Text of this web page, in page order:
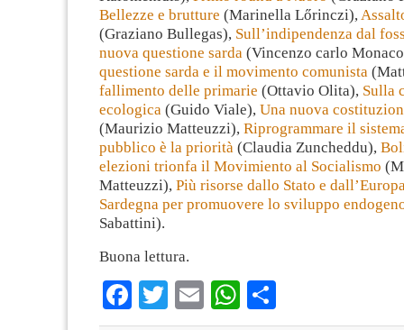
Bellezze e brutture (Marinella Lőrinczi),
(Graziano Bullegas), Sull’indipendenza dal
nuova questione sarda (Vincenzo carlo
questione sarda e il movimento comunista
fallimento delle primarie (Ottavio Olita), Sulla
ecologica (Guido Viale), Una nuova
(Maurizio Matteuzzi), Riprogrammare il
pubblico è la priorità (Claudia Zuncheddu),
elezioni trionfa il Movimiento al Socialismo
Matteuzzi), Più risorse dallo Stato e
Sardegna per promuovere lo sviluppo
Sabattini).
Buona lettura.
Facebook
TwitterEmailWhatsApp